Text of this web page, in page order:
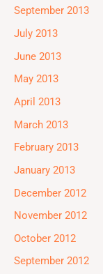
September 2013
July 2013
June 2013
May 2013
April 2013
March 2013
February 2013
January 2013
December 2012
November 2012
October 2012
September 2012